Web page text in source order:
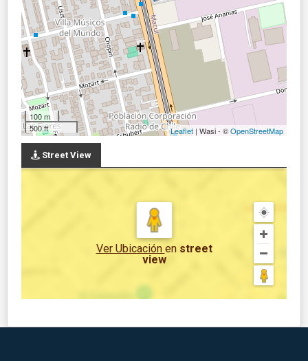
100 m
500 ft
Leaflet | Wasi - ©OpenStreetMap
Street View
Ver Ubicación en street
view